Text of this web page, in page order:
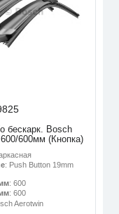
бескарк. Bosch
600мм (Кнопка)
: Push Button 19mm
: 600
: 600
Aerotwin